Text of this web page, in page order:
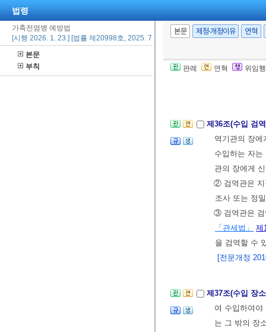
법령
가축전염병 예방법
[시행 2026. 1. 23.] [법률 제20998호, 2025. 7. 22., 일부개정]
본문
부칙
본문 제정·개정이유 연혁
판례 연혁 위임
② 동물검역기
③ 제1항 및 제
개정 2013. 3.
제36조(수입 검
역기관의 장
수입하는 자
관의 장에게
② 검역관은 지
조사 또는 정
③ 검역관은 검
「관세법」
제
을 검역할 수
[전문개정
제37조(수입 장
여 수입하여
는 그 밖의 장